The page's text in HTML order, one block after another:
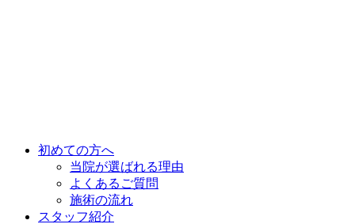
初めての方へ
当院が選ばれる理由
よくあるご質問
施術の流れ
スタッフ紹介